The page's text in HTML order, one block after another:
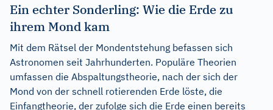
Ein echter Sonderling: Wie die Erde zu
ihrem Mond kam
Mit dem Rätsel der Mondentstehung befassen sich
Astronomen seit Jahrhunderten. Populäre Theorien
umfassen die Abspaltungstheorie, nach der sich der
Mond von der schnell rotierenden Erde löste, die
Einfangtheorie, der zufolge sich die Erde einen bereits